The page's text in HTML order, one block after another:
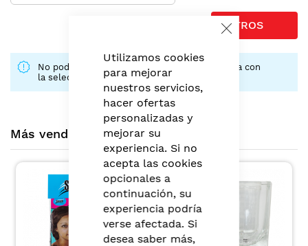
Close
Bar
Utilizamos cookies
para mejorar
nuestros servicios,
hacer ofertas
personalizadas y
mejorar su
experiencia. Si no
acepta las cookies
opcionales a
continuación, su
experiencia podría
verse afectada. Si
desea saber más,
Más vendidos montero
FILTROS
No podemos encontrar productos que coincida con
la selección.